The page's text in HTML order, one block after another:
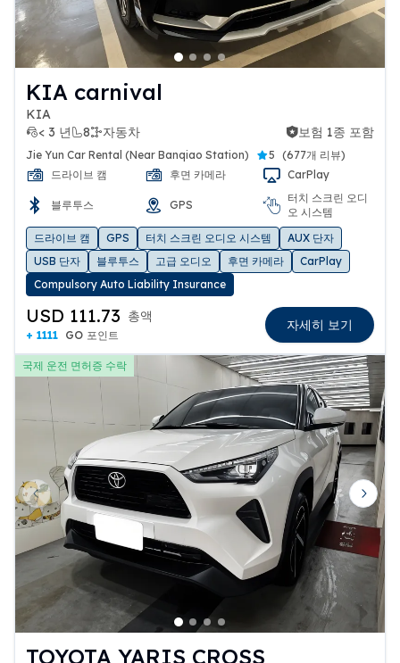
KIA carnival
KIA
< 3 년
8 자동차
보험 1종 포함 보험 1종 포함
Jie Yun Car Rental (Near Banqiao Station) 5 (677개 리뷰)
드라이브 캠
후면 카메라 CarPlay
블루투스 GPS
터치 스크린 오디
오 시스템
드라이브 캠
GPS 터치 스크린 오디오 시스템
AUX 단자
USB 단자
블루투스 고급 오디오 후면 카메라
CarPlay
Compulsory Auto Liability Insurance
USD 111.73 총액
+ 1111 GO 포인트
자세히 보기
국제 운전 면허증 수락
Previous slide Next
TOYOTA YARIS CROSS